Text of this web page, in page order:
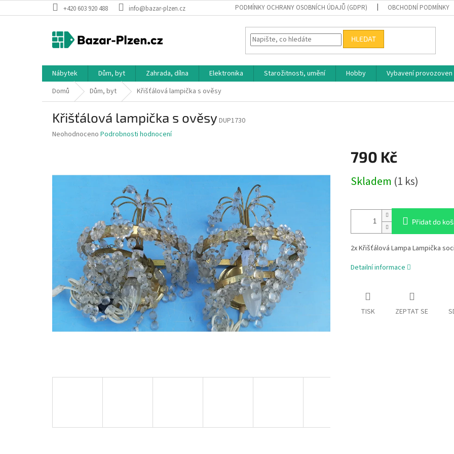
na
+420 603 920 488 info@bazar-plzen.cz PODMÍNKY OCHRANY OSOBNÍCH ÚDAJŮ (GDPR) OBCHODNÍ PODMÍNKY
HLEDAT
Nábytek Dům, byt Zahrada, dílna Elektronika Starožitnosti, umění Hobby Vybavení provozoven
Domů
Dům, byt Křišťálová lampička s ověsy
Křišťálová lampička s ověsy DUP1730
Průměrné
0,0
Neohodnoceno Podrobnosti hodnocení
790 Kč
cena:
Skladem (1 ks)
Přidat do
2x Křišťálová Lampa Lampička
Detailní informace
TISK ZEPTAT SE